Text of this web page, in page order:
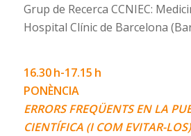
Grup de Recerca CCNIEC:
Hospital Clínic de Barcelona
16.30 h-17.15 h
PONÈNCIA
ERRORS FREQÜENTS EN LA
CIENTÍFICA (I COM EVITAR-LOS)